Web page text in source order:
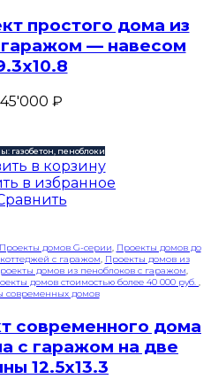
простого дома из
гаражом — навесом
45'000 ₽
газобетон, пеноблоки
в корзину
в избранное
Проекты домов G-серии, Проекты домов до
с гаражом, Проекты домов из
домов из пеноблоков с гаражом,
домов стоимостью более 40 000 руб. ,
современных домов
современного дома
с гаражом на две
12.5х13.3